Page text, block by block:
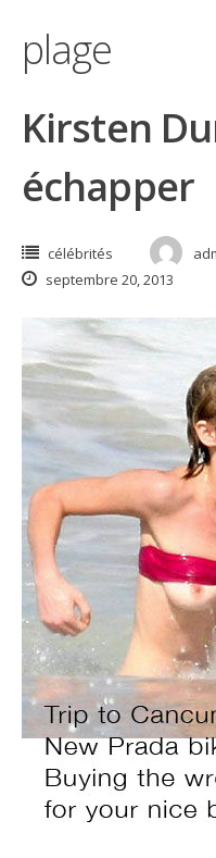
plage
Kirsten
échapper
célébrités
septembre 20, 2013